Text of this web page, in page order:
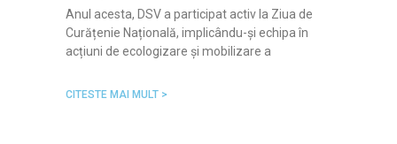
Anul acesta, DSV a participat activ la Ziua de
Curățenie Națională, implicându-și echipa în
acțiuni de ecologizare și mobilizare a
CITESTE MAI MULT >